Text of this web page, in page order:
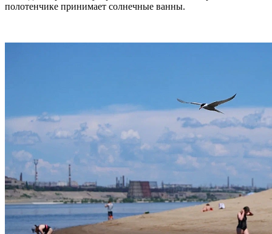
полотенчике принимает солнечные ванны.